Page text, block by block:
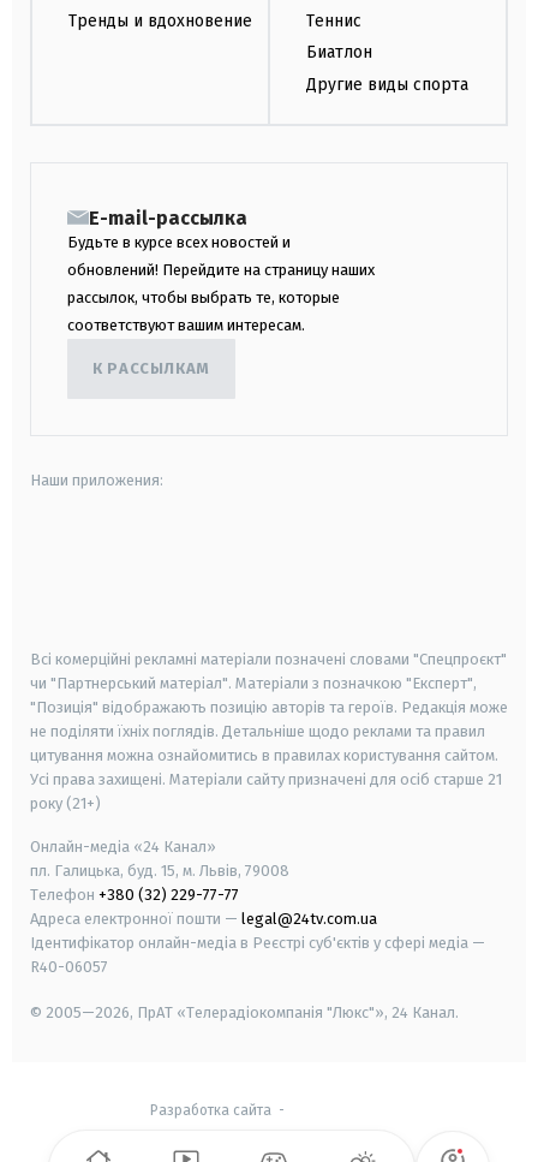
Тренды и вдохновение
Теннис
Биатлон
Другие виды спорта
E-mail-рассылка
Будьте в курсе всех новостей и
обновлений! Перейдите на страницу наших
рассылок, чтобы выбрать те, которые
соответствуют вашим интересам.
К РАССЫЛКАМ
Наши приложения:
Всі комерційні рекламні матеріали позначені словами "Спецпроєкт"
чи "Партнерський матеріал". Матеріали з позначкою "Експерт",
"Позиція" відображають позицію авторів та героїв. Редакція може
не поділяти їхніх поглядів. Детальніше щодо реклами та правил
цитування можна ознайомитись в правилах користування сайтом.
Усі права захищені. Матеріали сайту призначені для осіб старше 21
року (21+)
Онлайн-медіа «24 Канал»
пл. Галицька, буд. 15, м. Львів, 79008
Телефон +380 (32) 229-77-77
Адреса електронної пошти — legal@24tv.com.ua
Ідентифікатор онлайн-медіа в Реєстрі суб'єктів у сфері медіа —
R40-06057
© 2005—2026, ПрАТ «Телерадіокомпанія "Люкс"», 24 Канал.
Разработка сайта -